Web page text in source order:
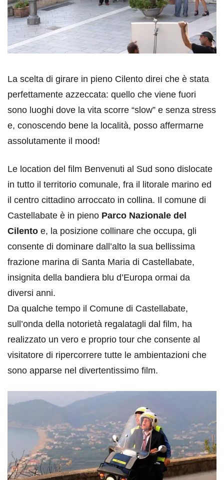
La scelta di girare in pieno Cilento direi che è stata
perfettamente azzeccata: quello che viene fuori
sono luoghi dove la vita scorre “slow” e senza stress
e, conoscendo bene la località, posso affermarne
assolutamente il mood!
Le location del film Benvenuti al Sud sono dislocate
in tutto il territorio comunale, fra il litorale marino ed
il centro cittadino arroccato in collina. Il comune di
Castellabate è in pieno Parco Nazionale del
Cilento e, la posizione collinare che occupa, gli
consente di dominare dall’alto la sua bellissima
frazione marina di Santa Maria di Castellabate,
insignita della bandiera blu d’Europa ormai da
diversi anni.
Da qualche tempo il Comune di Castellabate,
sull’onda della notorietà regalatagli dal film, ha
realizzato un vero e proprio tour che consente al
visitatore di ripercorrere tutte le ambientazioni che
sono apparse nel divertentissimo film.